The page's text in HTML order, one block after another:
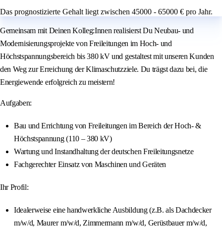
Das prognostizierte Gehalt liegt zwischen 45000 - 65000 € pro Jahr.
Gemeinsam mit Deinen Kolleg:Innen realisierst Du Neubau- und
Modernisierungsprojekte von Freileitungen im Hoch- und
Höchstspannungsbereich bis 380 kV und gestaltest mit unseren Kunden
den Weg zur Erreichung der Klimaschutzziele. Du trägst dazu bei, die
Energiewende erfolgreich zu meistern!
Aufgaben:
Bau und Errichtung von Freileitungen im Bereich der Hoch- &
Höchstspannung (110 – 380 kV)
Wartung und Instandhaltung der deutschen Freileitungsnetze
Fachgerechter Einsatz von Maschinen und Geräten
Ihr Profil:
Idealerweise eine handwerkliche Ausbildung (z.B. als Dachdecker
m/w/d, Maurer m/w/d, Zimmermann m/w/d, Gerüstbauer m/w/d,